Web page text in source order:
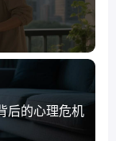
后的心理危机